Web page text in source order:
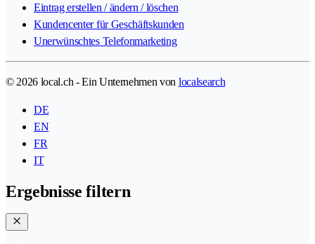
Eintrag erstellen / ändern / löschen
Kundencenter für Geschäftskunden
Unerwünschtes Telefonmarketing
© 2026 local.ch - Ein Unternehmen von localsearch
DE
EN
FR
IT
Ergebnisse filtern